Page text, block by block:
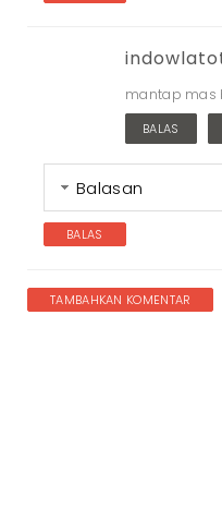
mantap mas
BALAS
Balasan
BALAS
TAMBAHKAN KOMENTAR